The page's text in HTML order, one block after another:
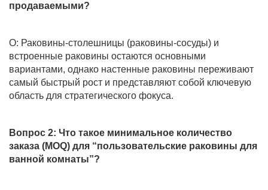
продаваемыми?
О: Раковины-столешницы (раковины-сосуды) и
встроенные раковины остаются основными
вариантами, однако настенные раковины переживают
самый быстрый рост и представляют собой ключевую
область для стратегического фокуса.
Вопрос 2: Что такое минимальное количество
заказа (MOQ) для “пользовательские раковины для
ванной комнаты”?